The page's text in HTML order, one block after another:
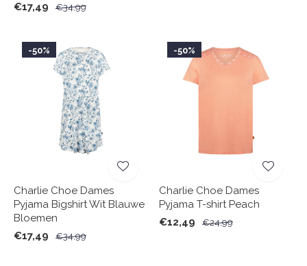
€17,49
€34,99
-50%
Charlie Choe Dames
Pyjama Bigshirt Wit Blauwe
Bloemen
€17,49
€34,99
-50%
Charlie Choe Dames
Pyjama T-shirt Peach
€12,49
€24,99